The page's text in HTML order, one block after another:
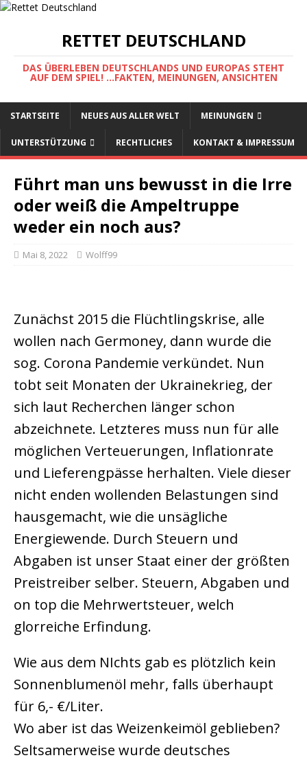
RETTET DEUTSCHLAND
DAS ÜBERLEBEN DEUTSCHLANDS UND EUROPAS STEHT
AUF DEM SPIEL! ...FAKTEN, MEINUNGEN, ANSICHTEN
STARTSEITE NEUES AUS ALLER WELT MEINUNGEN
UNTERSTÜTZUNG RECHTLICHES KONTAKT & IMPRESSUM
Führt man uns bewusst in die Irre
oder weiß die Ampeltruppe
weder ein noch aus?
Mai 8, 2022 Wolff99
Zunächst 2015 die Flüchtlingskrise, alle
wollen nach Germoney, dann wurde die
sog. Corona Pandemie verkündet. Nun
tobt seit Monaten der Ukrainekrieg, der
sich laut Recherchen länger schon
abzeichnete. Letzteres muss nun für alle
möglichen Verteuerungen, Inflationrate
und Lieferengpässe herhalten. Viele dieser
nicht enden wollenden Belastungen sind
hausgemacht, wie die unsägliche
Energiewende. Durch Steuern und
Abgaben ist unser Staat einer der größten
Preistreiber selber. Steuern, Abgaben und
on top die Mehrwertsteuer, welch
glorreiche Erfindung.
Wie aus dem NIchts gab es plötzlich kein
Sonnenblumenöl mehr, falls überhaupt
für 6,- €/Liter.
Wo aber ist das Weizenkeimöl geblieben?
Seltsamerweise wurde deutsches